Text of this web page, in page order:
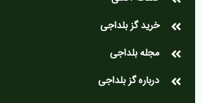
خرید گز بلداجی
مجله بلداجی
درباره گز بلداجی